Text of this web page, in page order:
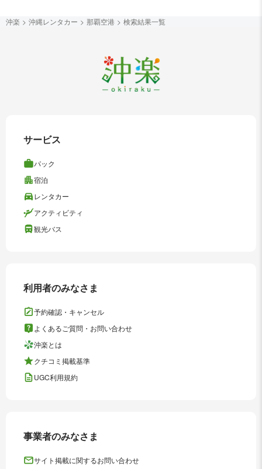
沖楽 沖縄レンタカー 那覇空港 検索結果一覧
サービス
パック
宿泊
レンタカー
アクティビティ
観光バス
利用者のみなさま
予約確認・キャンセル
よくあるご質問・お問い合わせ
沖楽とは
クチコミ掲載基準
UGC利用規約
事業者のみなさま
サイト掲載に関するお問い合わせ